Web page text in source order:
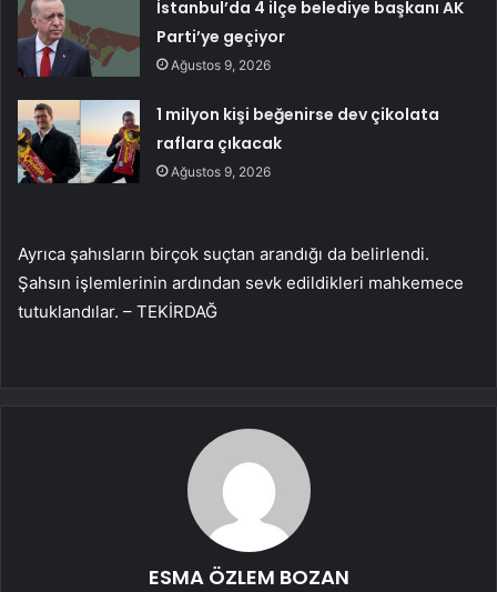
İstanbul’da 4 ilçe belediye başkanı AK
Parti’ye geçiyor
Ağustos 9, 2026
1 milyon kişi beğenirse dev çikolata
raflara çıkacak
Ağustos 9, 2026
Ayrıca şahısların birçok suçtan arandığı da belirlendi.
Şahsın işlemlerinin ardından sevk edildikleri mahkemece
tutuklandılar. – TEKİRDAĞ
ESMA ÖZLEM BOZAN